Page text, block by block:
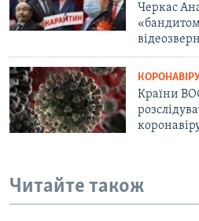
Черкас
Країни
Читайте також